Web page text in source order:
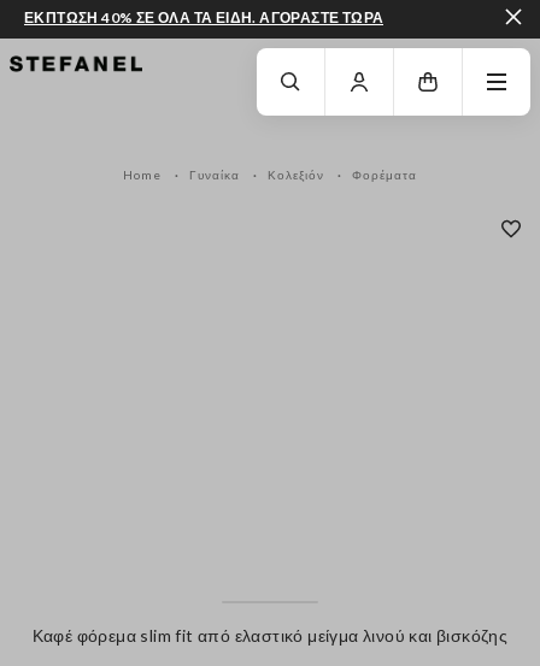
ΜΕΤΆΒΑΣΗ ΣΤΟ ΚΎΡΙΟ ΠΕΡΙΕΧΌΜΕΝΟΚΑΤΕΒΕΊΤΕ ΣΤΟ ΚΆΤΩ ΜΈΡΟΣ
ΕΚΠΤΩΣΗ 40% ΣΕ ΟΛΑ ΤΑ ΕΙΔΗ. ΑΓΟΡΑΣΤΕ ΤΩΡΑ
Home Γυναίκα Κολεξιόν Φορέματα
Καφέ φόρεμα slim fit από ελαστικό μείγμα λινού και βισκόζης